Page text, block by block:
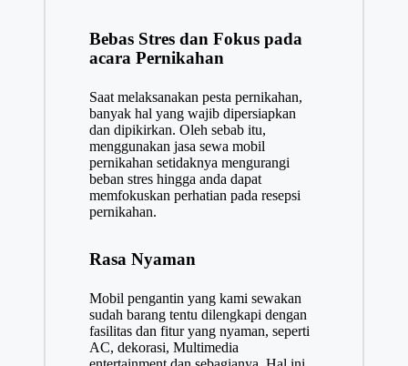
Bebas Stres dan Fokus pada
acara Pernikahan
Saat melaksanakan pesta pernikahan,
banyak hal yang wajib dipersiapkan
dan dipikirkan. Oleh sebab itu,
menggunakan jasa sewa mobil
pernikahan setidaknya mengurangi
beban stres hingga anda dapat
memfokuskan perhatian pada resepsi
pernikahan.
Rasa Nyaman
Mobil pengantin yang kami sewakan
sudah barang tentu dilengkapi dengan
fasilitas dan fitur yang nyaman, seperti
AC, dekorasi, Multimedia